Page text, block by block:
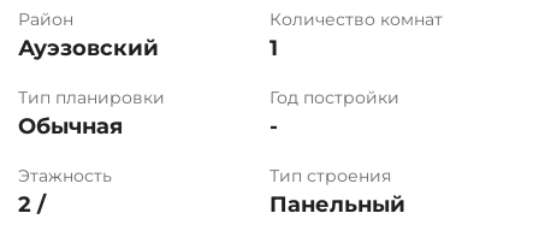
Район
Ауэзовский
Количество комнат
1
Тип планировки
Обычная
Год постройки
-
Этажность
2 /
Тип строения
Панельный